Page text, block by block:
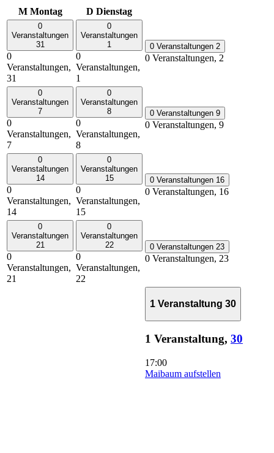
M Montag D Dienstag
0
Veranstaltungen
31
0
Veranstaltungen,
31
0
Veranstaltungen
1
0
Veranstaltungen,
1
0 Veranstaltungen 2
0 Veranstaltungen, 2
0
Veranstaltungen
7
0
Veranstaltungen,
7
0
Veranstaltungen
8
0
Veranstaltungen,
8
0 Veranstaltungen 9
0 Veranstaltungen, 9
0
Veranstaltungen
14
0
Veranstaltungen,
14
0
Veranstaltungen
15
0
Veranstaltungen,
15
0 Veranstaltungen 16
0 Veranstaltungen, 16
0
Veranstaltungen
21
0
Veranstaltungen,
21
0
Veranstaltungen
22
0
Veranstaltungen,
22
0 Veranstaltungen 23
0 Veranstaltungen, 23
1 Veranstaltung 30
1 Veranstaltung, 30
17:00
Maibaum aufstellen